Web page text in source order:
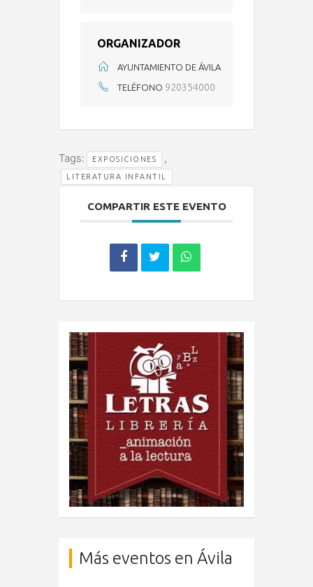
ORGANIZADOR
AYUNTAMIENTO DE ÁVILA
TELÉFONO 920354000
Tags: EXPOSICIONES ,
LITERATURA INFANTIL
COMPARTIR ESTE EVENTO
Más eventos en Ávila